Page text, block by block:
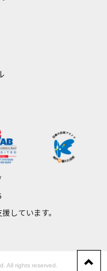
しています。
All rights reserved.